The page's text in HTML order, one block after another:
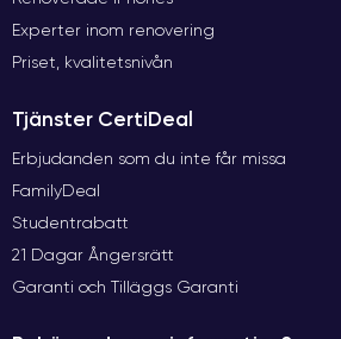
Experter inom renovering
Priset, kvalitetsnivån
Tjänster CertiDeal
Erbjudanden som du inte får missa
FamilyDeal
Studentrabatt
21 Dagar Ångersrätt
Garanti och Tilläggs Garanti